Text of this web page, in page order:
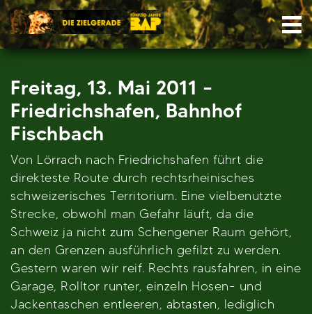
Skip
to
content
Freitag, 13. Mai 2011 –
Friedrichshafen, Bahnhof
Fischbach
Von Lörrach nach Friedrichshafen führt die
direkteste Route durch rechtsrheinisches
schweizerisches Territorium. Eine vielbenutzte
Strecke, obwohl man Gefahr läuft, da die
Schweiz ja nicht zum Schengener Raum gehört,
an den Grenzen ausführlich gefilzt zu werden.
Gestern waren wir reif. Rechts rausfahren, in eine
Garage, Rolltor runter, einzeln Hosen- und
Jackentaschen entleeren, abtasten, lediglich